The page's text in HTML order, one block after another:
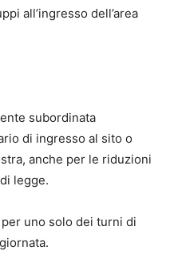
all’ingresso dell’area
subordinata
di ingresso al sito o
anche per le riduzioni
legge.
uno solo dei turni di